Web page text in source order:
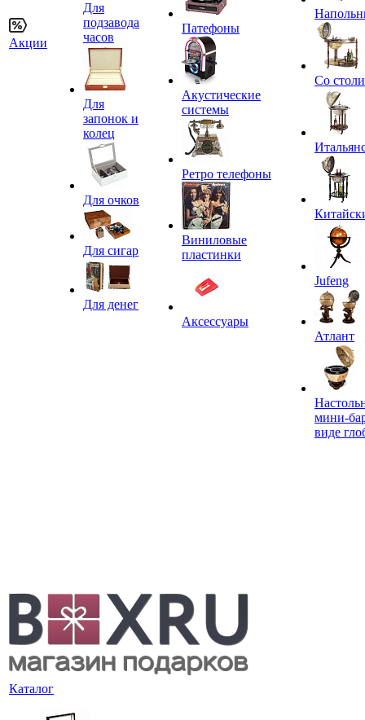
Акции
Для
подзавода
часов
Для
запонок и
колец
Для очков
Для сигар
Для денег
Патефоны
Акустические
системы
Ретро телефоны
Виниловые
пластинки
Аксессуары
Со
Jufeng
Атлант
мини-
виде
Каталог